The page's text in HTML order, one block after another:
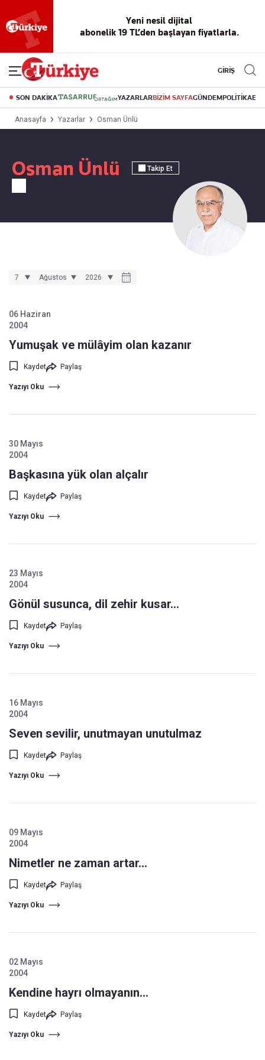
Yeni nesil dijital
abonelik 19 TL’den başlayan fiyatlarla.
GİRİŞ
SON DAKİKA YAZARLARBİZİM SAYFAGÜNDEMPOLİTİKA
Anasayfa Yazarlar Osman Ünlü
Osman Ünlü Takip Et
06 Haziran
2004
Yumuşak ve mülâyim olan kazanır
Kaydet Paylaş
Yazıyı Oku
30 Mayıs
2004
Başkasına yük olan alçalır
Kaydet Paylaş
Yazıyı Oku
23 Mayıs
2004
Gönül susunca, dil zehir kusar...
Kaydet Paylaş
Yazıyı Oku
16 Mayıs
2004
Seven sevilir, unutmayan unutulmaz
Kaydet Paylaş
Yazıyı Oku
09 Mayıs
2004
Nimetler ne zaman artar...
Kaydet Paylaş
Yazıyı Oku
02 Mayıs
2004
Kendine hayrı olmayanın...
Kaydet Paylaş
Yazıyı Oku